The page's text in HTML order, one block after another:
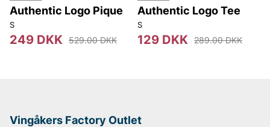
Authentic Logo Pique
S
249 DKK 529.00 DKK
Authentic Logo Tee
S
129 DKK 289.00 DKK
Vingåkers Factory Outlet